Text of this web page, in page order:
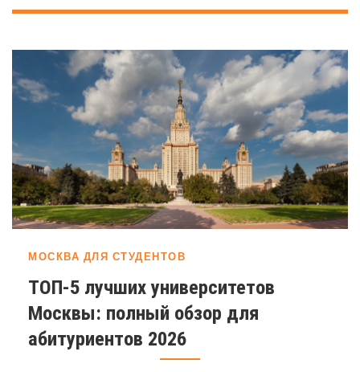
МОСКВА ДЛЯ СТУДЕНТОВ
ТОП-5 лучших университетов
Москвы: полный обзор для
абитуриентов 2026